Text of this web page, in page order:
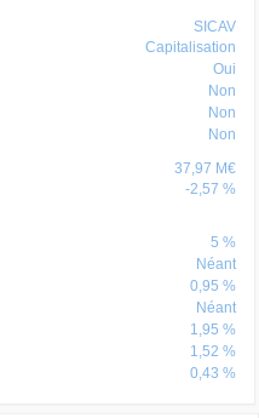
SICAV
Capitalisation
Oui
Non
Non
Non
37,97 M€
-2,57 %
5 %
Néant
0,95 %
Néant
1,95 %
1,52 %
0,43 %